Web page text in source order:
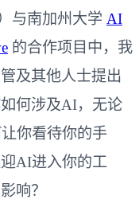
与南加州大学 AI
的合作项目中，我
及其他人士提出
何涉及AI，无论
你看待你的手
AI进入你的工
响？